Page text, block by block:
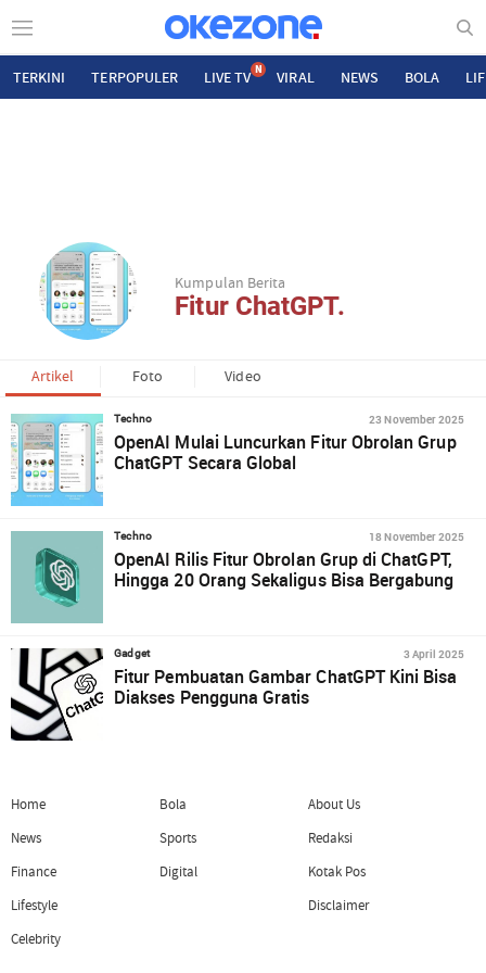
TERKINI TERPOPULER LIVE TV N VIRAL NEWS BOLA
Kumpulan Berita
Fitur ChatGPT.
Artikel Foto Video
Techno 23 November 2025
OpenAI Mulai Luncurkan Fitur Obrolan Grup
ChatGPT Secara Global
Techno 18 November 2025
OpenAI Rilis Fitur Obrolan Grup di ChatGPT,
Hingga 20 Orang Sekaligus Bisa Bergabung
Gadget 3 April 2025
Fitur Pembuatan Gambar ChatGPT Kini Bisa
Diakses Pengguna Gratis
Home
News
Finance
Lifestyle
Celebrity
Bola
Sports
Digital
About Us
Redaksi
Kotak Pos
Disclaimer